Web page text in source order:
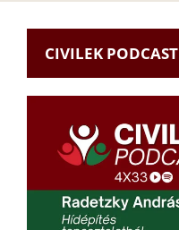
CIVILEK PODCAST